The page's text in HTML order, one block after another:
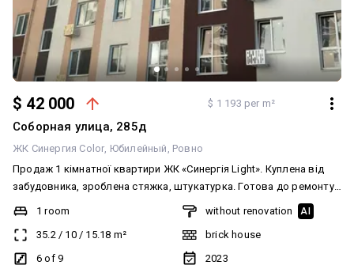
$ 42 000 $ 1 193 per m²
Соборная улица, 285д
ЖК Синергия Color Юбилейный Ровно
Продаж 1 кімнатної квартири ЖК «Синергія Light». Куплена від
забудовника, зроблена стяжка, штукатурка. Готова до ремонту.
Загальна площа 35.20 м.кв. Велика кухня площею 15.18 м.кв.
Опалення- автономне, дахова котельня. Усі вікна в двір. Вигідна
ціна за оформлення.
1 room
35.2/ 10/ 15.18 m²
6 of 9
without renovation AI
brick house
2023